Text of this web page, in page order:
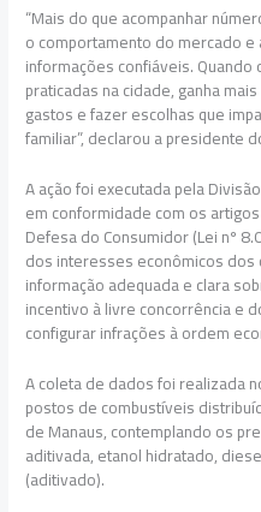
“Mais do que acompanhar
o comportamento do mercado
informações confiáveis.
praticadas na cidade, ganha
gastos e fazer escolhas que
familiar”, declarou a presidente
A ação foi executada pela
em conformidade com os
Defesa do Consumidor (Lei nº
dos interesses econômicos
informação adequada e clara
incentivo à livre concorrência e
configurar infrações à ordem
A coleta de dados foi realizada
postos de combustíveis
de Manaus, contemplando os
aditivada, etanol hidratado,
(aditivado).